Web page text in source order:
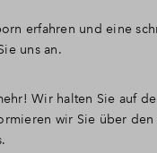
erfahren und eine
uns an.
Wir halten Sie auf
wir Sie über den